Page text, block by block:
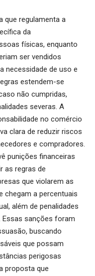
que regulamenta a
da
físicas, enquanto
ser vendidos
necessidade de uso e
estendem-se
não cumpridas,
severas. A
no comércio
clara de reduzir riscos
e compradores.
punições financeiras
as regras de
que violarem as
chegam a percentuais
além de penalidades
Essas sanções foram
buscando
que possam
perigosas
proposta que